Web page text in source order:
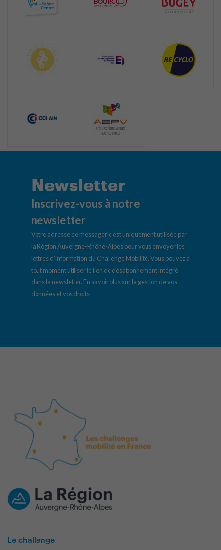
Newsletter
Inscrivez-vous à notre
newsletter
Votre adresse de messagerie est uniquement utilisée par
la Région Auvergne-Rhône-Alpes pour vous envoyer les
lettres d’information du Challenge Mobilité. Vous pouvez à
tout moment utiliser le lien de désabonnement intégré
dans la newsletter. En savoir plus sur la gestion de vos
données et vos droits
Le challenge